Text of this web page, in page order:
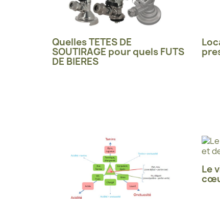
Quelles TETES DE
SOUTIRAGE pour quels FUTS
DE BIERES
Le